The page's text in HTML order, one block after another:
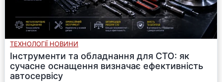
ТЕХНОЛОГІЇ НОВИНИ
Інструменти та обладнання для СТО: як
сучасне оснащення визначає ефективність
автосервісу